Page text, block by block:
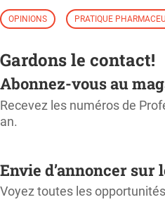
OPINIONS PRATIQUE
Gardons le contact!
Abonnez-vous au
Recevez les numéros de
an.
Envie d’annoncer sur
Voyez toutes les